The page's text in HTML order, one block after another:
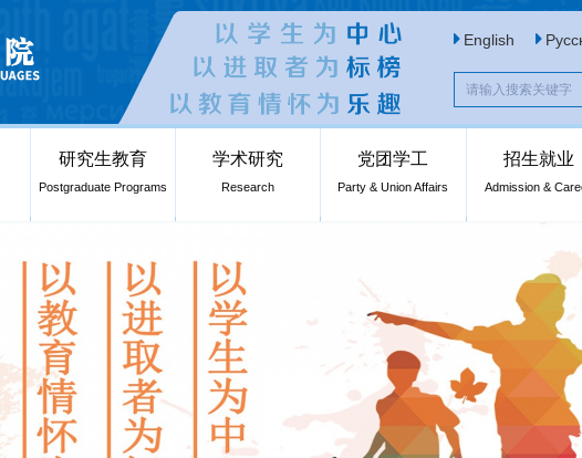
English
研究生教育
Postgraduate Programs
学术研究
Research
党团学工
Party & Union Affairs
招生就业
Admission &